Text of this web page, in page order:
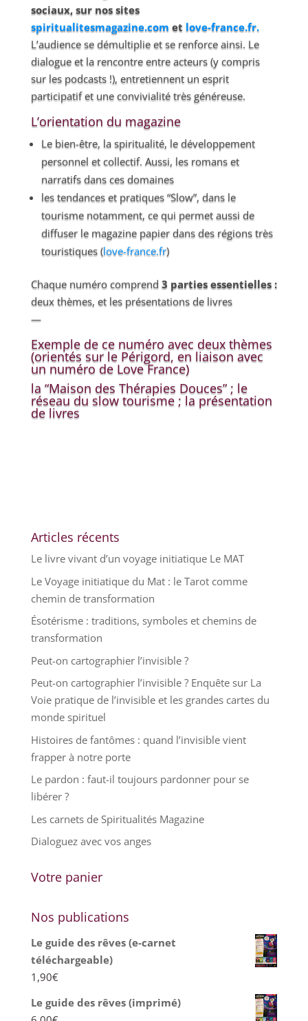
sociaux, sur nos sites
spiritualitesmagazine.com et love-france.fr.
L’audience se démultiplie et se renforce ainsi. Le
dialogue et la rencontre entre acteurs (y compris
sur les podcasts !), entretiennent un esprit
participatif et une convivialité très généreuse.
L’orientation du magazine
Le bien-être, la spiritualité, le développement
personnel et collectif. Aussi, les romans et
narratifs dans ces domaines
les tendances et pratiques “Slow”, dans le
tourisme notamment, ce qui permet aussi de
diffuser le magazine papier dans des régions très
touristiques (love-france.fr)
Chaque numéro comprend 3 parties essentielles :
deux thèmes, et les présentations de livres
—
Exemple de ce numéro avec deux thèmes
(orientés sur le Périgord, en liaison avec
un numéro de Love France)
la “Maison des Thérapies Douces” ; le
réseau du slow tourisme ; la présentation
de livres
Articles récents
Le livre vivant d’un voyage initiatique Le MAT
Le Voyage initiatique du Mat : le Tarot comme
chemin de transformation
Ésotérisme : traditions, symboles et chemins de
transformation
Peut-on cartographier l’invisible ?
Peut-on cartographier l’invisible ? Enquête sur La
Voie pratique de l’invisible et les grandes cartes du
monde spirituel
Histoires de fantômes : quand l’invisible vient
frapper à notre porte
Le pardon : faut-il toujours pardonner pour se
libérer ?
Les carnets de Spiritualités Magazine
Dialoguez avec vos anges
Votre panier
Nos publications
Le guide des rêves (e-carnet
téléchargeable)
1,90€
Le guide des rêves (imprimé)